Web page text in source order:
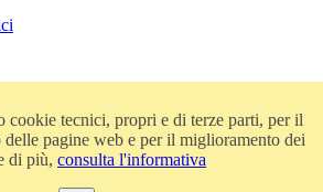
cookie tecnici, propri e di terze parti, per il
pagine web e per il miglioramento dei
di più, consulta l'informativa